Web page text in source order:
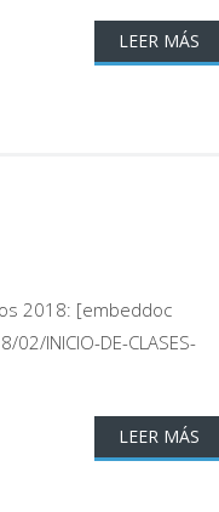
LEER MÁS
2018: [embeddoc
INICIO-DE-CLASES-
LEER MÁS